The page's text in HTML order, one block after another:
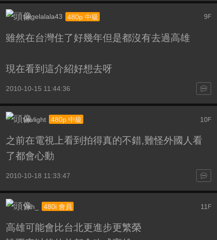
9 F
angelalala43 480p 中級
雖然在台灣住了好幾年但是都沒有去過高雄
現在看到這介紹好想去呀
2010-10-15 11:44:36
10F
lawlight 480p 中級
之前在電視上看到拍得真的不錯,難怪外國人看
了都會心動
2010-10-18 11:33:47
11 F
Yeh_ 480i 會員
高雄可能會比台北更進步更繁榮